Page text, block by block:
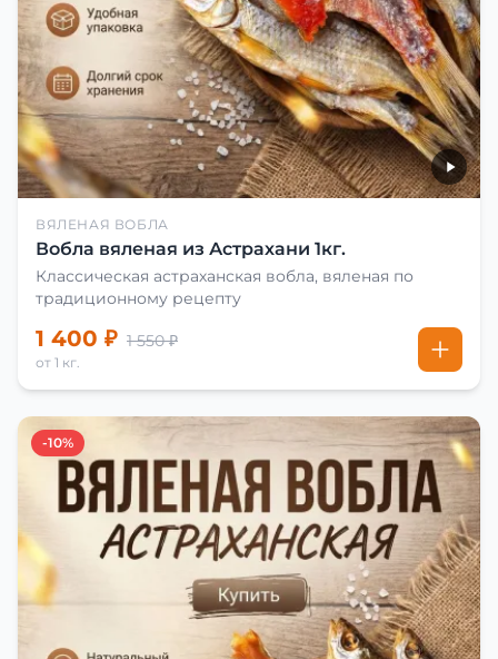
ВЯЛЕНАЯ ВОБЛА
Вобла вяленая из Астрахани 1кг.
Классическая астраханская вобла, вяленая по
традиционному рецепту
1 400 ₽ 1 550 ₽
от 1 кг.
-10%